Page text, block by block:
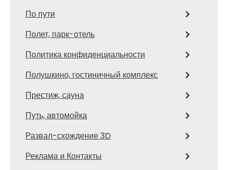
По пути
Полет, парк-отель
Политика конфиденциальности
Полушкино, гостиничный комплекс
Престиж, сауна
Путь, автомойка
Развал-схождение 3D
Реклама и Контакты